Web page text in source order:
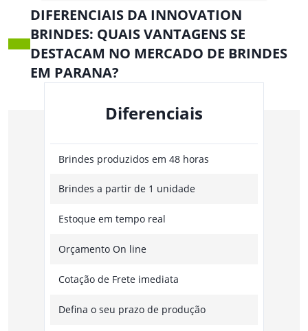
DIFERENCIAIS DA INNOVATION
BRINDES: QUAIS VANTAGENS SE
DESTACAM NO MERCADO DE BRINDES
EM PARANA?
Diferenciais
Brindes produzidos em 48 horas
Brindes a partir de 1 unidade
Estoque em tempo real
Orçamento On line
Cotação de Frete imediata
Defina o seu prazo de produção